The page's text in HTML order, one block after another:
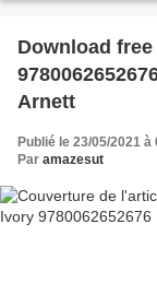
Download
Arnett
Publié le 23/05/2021 à
Par amazesut